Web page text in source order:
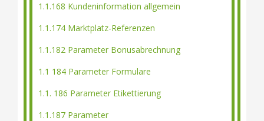
1.1.168 Kundeninformation allgemein
1.1.174 Marktplatz-Referenzen
1.1.182 Parameter Bonusabrechnung
1.1 184 Parameter Formulare
1.1. 186 Parameter Etikettierung
1.1.187 Parameter